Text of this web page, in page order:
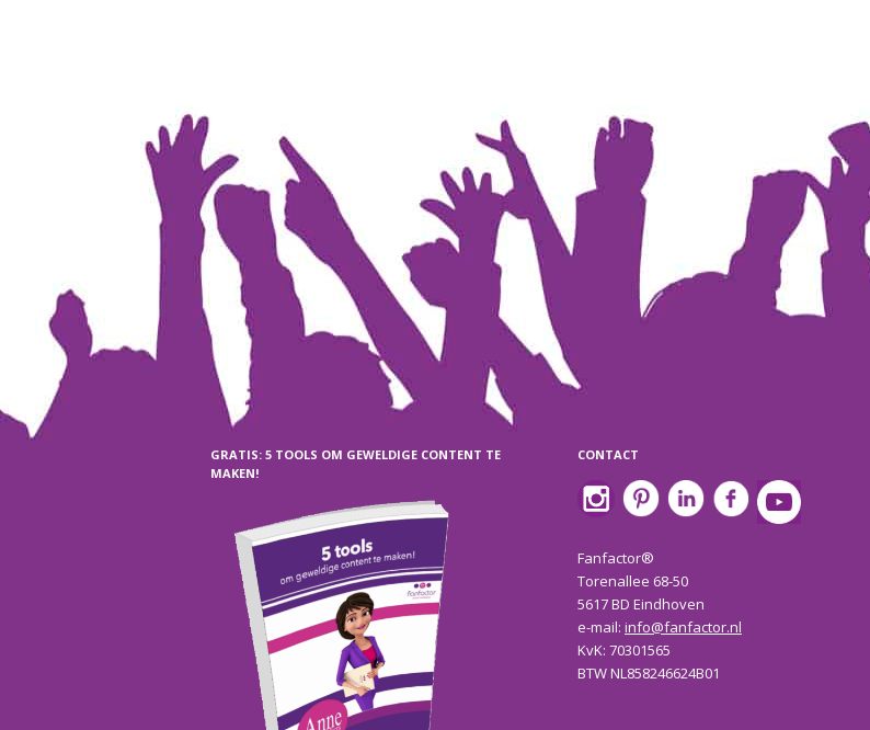
GRATIS: 5 TOOLS OM GEWELDIGE CONTENT TE
MAKEN!
CONTACT
Fanfactor®
Torenallee 68-50
5617 BD Eindhoven
e-mail: info@fanfactor.nl
KvK: 70301565
BTW NL858246624B01